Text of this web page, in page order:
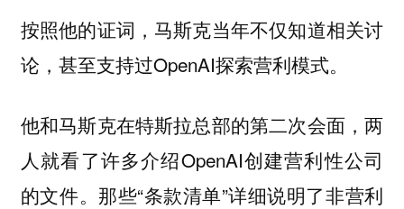
按照他的证词，马斯克当年不仅知道相关讨
论，甚至支持过OpenAI探索营利模式。
他和马斯克在特斯拉总部的第二次会面，两
人就看了许多介绍OpenAI创建营利性公司
的文件。那些“条款清单”详细说明了非营利